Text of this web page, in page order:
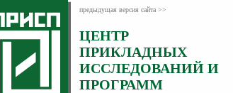
предыдущая версия сайта >>
ЦЕНТР
ПРИКЛАДНЫХ
ИССЛЕДОВАНИЙ И
ПРОГРАММ